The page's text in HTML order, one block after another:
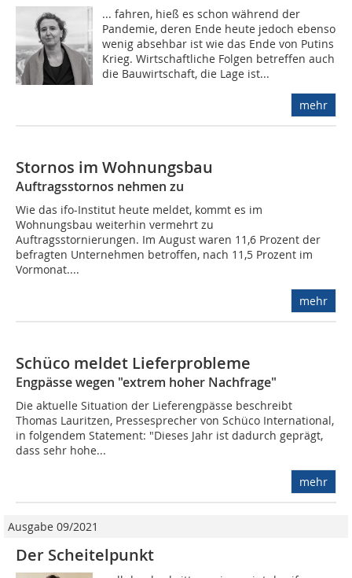
... fahren, hieß es schon während der
Pandemie, deren Ende heute jedoch ebenso
wenig absehbar ist wie das Ende von Putins
Krieg. Wirtschaftliche Folgen betreffen auch
die Bauwirtschaft, die Lage ist...
mehr
Stornos im Wohnungsbau
Auftragsstornos nehmen zu
Wie das ifo-Institut heute meldet, kommt es im
Wohnungsbau weiterhin vermehrt zu
Auftragsstornierungen. Im August waren 11,6 Prozent der
befragten Unternehmen betroffen, nach 11,5 Prozent im
Vormonat....
mehr
Schüco meldet Lieferprobleme
Engpässe wegen "extrem hoher Nachfrage"
Die aktuelle Situation der Lieferengpässe beschreibt
Thomas Lauritzen, Pressesprecher von Schüco International,
in folgendem Statement: "Dieses Jahr ist dadurch geprägt,
dass sehr hohe...
mehr
Ausgabe 09/2021
Der Scheitelpunkt